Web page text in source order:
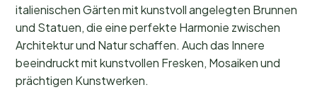
italienischen Gärten mit kunstvoll angelegten Brunnen
und Statuen, die eine perfekte Harmonie zwischen
Architektur und Natur schaffen. Auch das Innere
beeindruckt mit kunstvollen Fresken, Mosaiken und
prächtigen Kunstwerken.